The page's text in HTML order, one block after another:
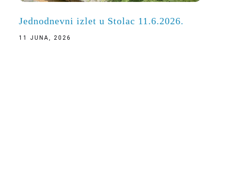
Jednodnevni izlet u Stolac 11.6.2026.
11 JUNA, 2026